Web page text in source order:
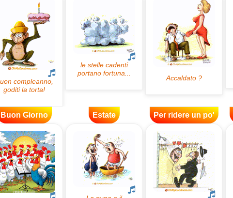
Buon Giorno Estate Per ridere un po'